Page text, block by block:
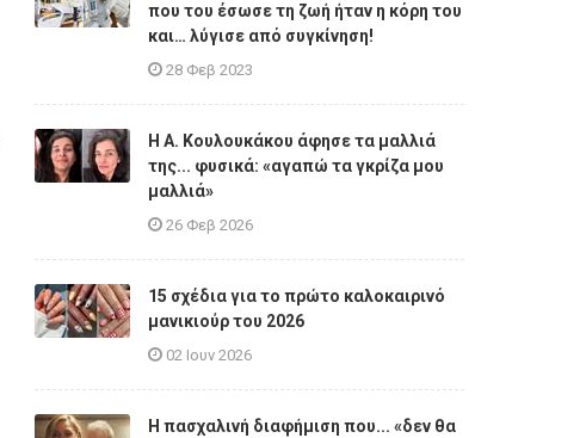
που του έσωσε τη ζωή ήταν η κόρη του
και… λύγισε από συγκίνηση!
28 Φεβ 2023
Η A. Κουλουκάκου άφησε τα μαλλιά
της... φυσικά: «αγαπώ τα γκρίζα μου
μαλλιά»
26 Φεβ 2026
15 σχέδια για το πρώτο καλοκαιρινό
μανικιούρ του 2026
02 Ιουν 2026
Η πασχαλινή διαφήμιση που... «δεν θα